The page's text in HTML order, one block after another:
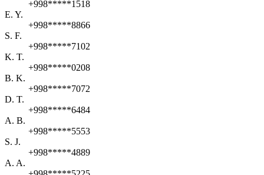
+998*****1518
E. Y.
+998*****8866
S. F.
+998*****7102
K. T.
+998*****0208
B. K.
+998*****7072
D. T.
+998*****6484
A. B.
+998*****5553
S. J.
+998*****4889
A. A.